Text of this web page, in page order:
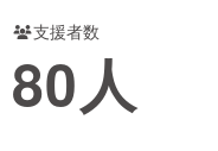
ヘルスケア
支援者数
80人